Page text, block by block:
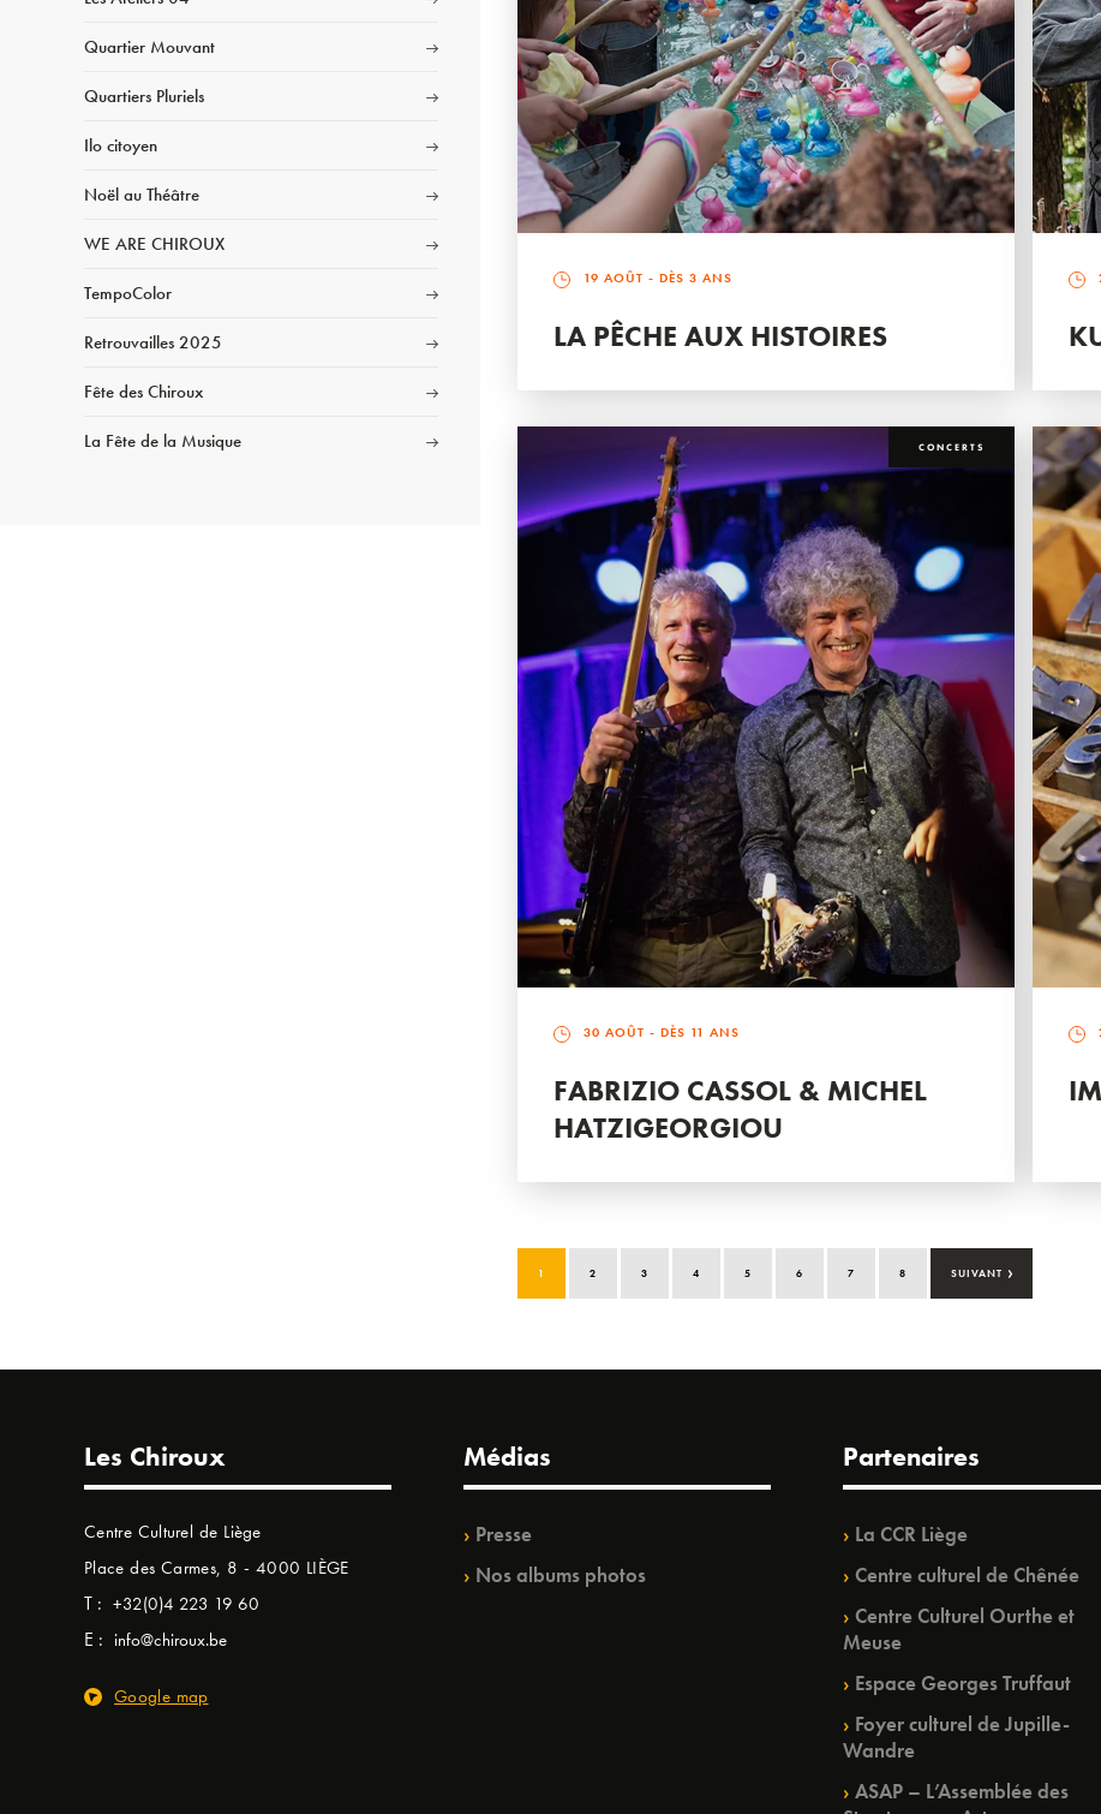
Quartier Mouvant
Quartiers Pluriels
Ilo citoyen
Noël au Théâtre
WE ARE CHIROUX
TempoColor
Retrouvailles 2025
Fête des Chiroux
La Fête de la Musique
19 AOÛT - DÈS 3 ANS
LA PÊCHE AUX HISTOIRES
CONCERTS
30 AOÛT - DÈS 11 ANS
FABRIZIO CASSOL & MICHEL
HATZIGEORGIOU
1 2 3 4 5 6 7 8 SUIVANT ›
Les Chiroux
Centre Culturel de Liège
Place des Carmes, 8 - 4000 LIÈGE
T : +32(0)4 223 19 60
E : info@chiroux.be
Google map
Médias
Presse
Nos albums photos
Partenaires
La CCR Liège
Centre culturel de Chênée
Centre Culturel Ourthe et
Meuse
Espace Georges Truffaut
Foyer culturel de Jupille-
Wandre
ASAP – L’Assemblée des